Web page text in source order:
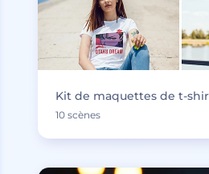
Kit de maquettes de t-
10 scènes